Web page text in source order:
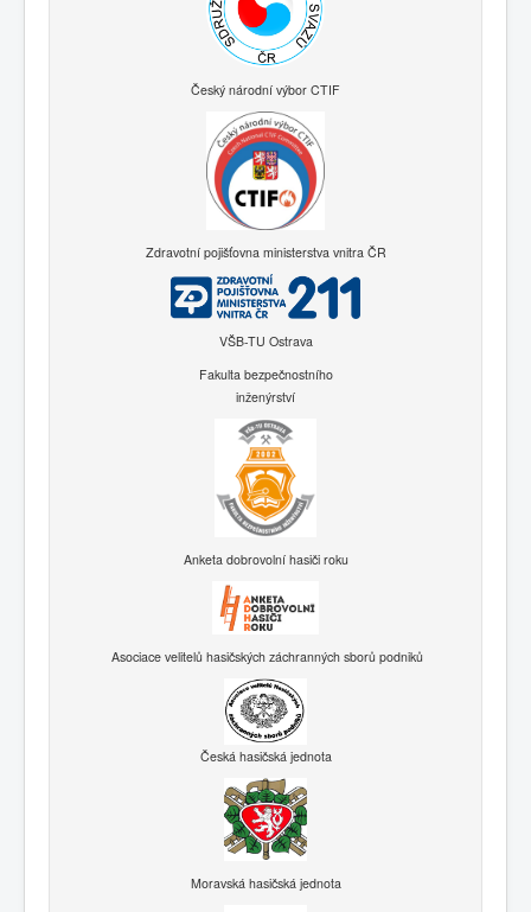
Český národní výbor CTIF
Zdravotní pojišťovna ministerstva vnitra ČR
VŠB-TU Ostrava
Fakulta bezpečnostního
inženýrství
Anketa dobrovolní hasiči roku
Asociace velitelů hasičských záchranných sborů podniků
Česká hasičská jednota
Moravská hasičská jednota